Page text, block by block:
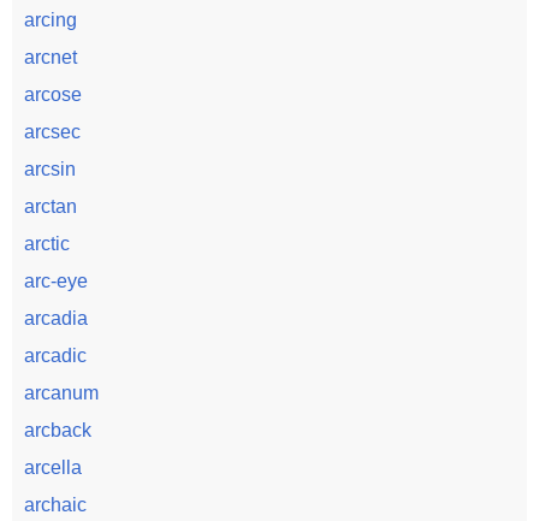
arcing
arcnet
arcose
arcsec
arcsin
arctan
arctic
arc-eye
arcadia
arcadic
arcanum
arcback
arcella
archaic